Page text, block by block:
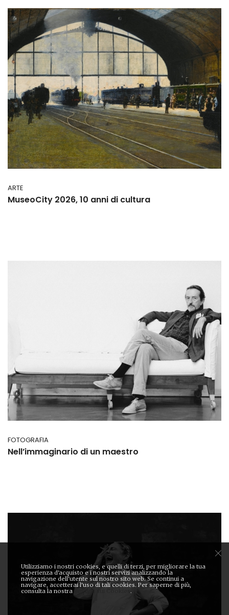
ARTE
MuseoCity 2026, 10 anni di cultura
FOTOGRAFIA
Nell’immaginario di un maestro
Utilizziamo i nostri cookies, e quelli di terzi, per migliorare la tua
esperienza d'acquisto e i nostri servizi analizzando la
navigazione dell'utente sul nostro sito web. Se continui a
navigare, accetterai l'uso di tali cookies. Per saperne di più,
consulta la nostraPolitica sui Cookies .